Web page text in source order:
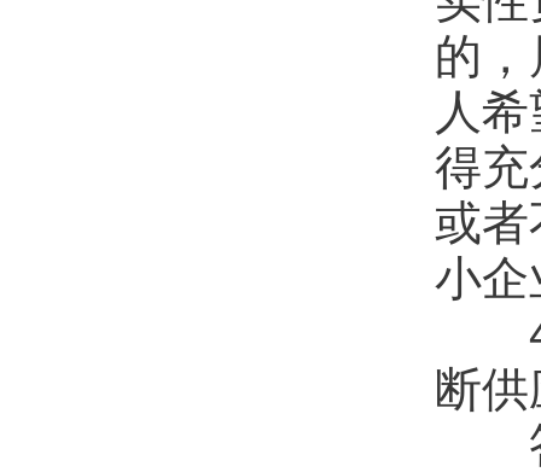
的
人
得充
或者
小企
4.
断
答